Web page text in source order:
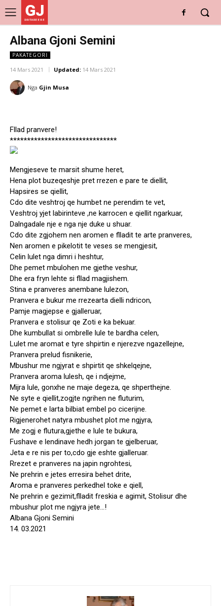
GJ
DRITARE E RE
Albana Gjoni Semini
PAKATEGORI
14 Mars 2021 Updated: 14 Mars 2021
Nga Gjin Musa
Fllad pranvere!
*******************************
Mengjeseve te marsit shume heret,
Hena plot buzeqeshje pret rrezen e pare te diellit,
Hapsires se qiellit,
Cdo dite veshtroj qe humbet ne perendim te vet,
Veshtroj yjet labirinteve ,ne karrocen e qiellit ngarkuar,
Dalngadale nje e nga nje duke u shuar.
Cdo dite zgjohem nen aromen e flladit te arte pranveres,
Nen aromen e pikelotit te veses se mengjesit,
Celin lulet nga dimri i heshtur,
Dhe pemet mbulohen me gjethe veshur,
Dhe era fryn lehte si fllad magjishem.
Stina e pranveres anembane lulezon,
Pranvera e bukur me rrezearta dielli ndricon,
Pamje magjepse e gjalleruar,
Pranvera e stolisur qe Zoti e ka bekuar.
Dhe kumbullat si ombrelle lule te bardha celen,
Lulet me aromat e tyre shpirtin e njerezve ngazellejne,
Pranvera prelud fisnikerie,
Mbushur me ngjyrat e shpirtit qe shkelqejne,
Pranvera aroma lulesh, qe i ndjejme,
Mijra lule, gonxhe ne maje degeza, qe shperthejne.
Ne syte e qiellit,zogjte ngrihen ne fluturim,
Ne pemet e larta bilbiat embel po cicerijne.
Rigjenerohet natyra mbushet plot me ngjyra,
Me zogj e flutura,gjethe e lule te bukura,
Fushave e lendinave hedh jorgan te gjelberuar,
Jeta e re nis per to,cdo gje eshte gjalleruar.
Rrezet e pranveres na japin ngrohtesi,
Ne prehrin e jetes erresira behet drite,
Aroma e pranveres perkedhel toke e qiell,
Ne prehrin e gezimit,flladit freskia e agimit, Stolisur dhe
mbushur plot me ngjyra jete…!
Albana Gjoni Semini
14. 03.2021